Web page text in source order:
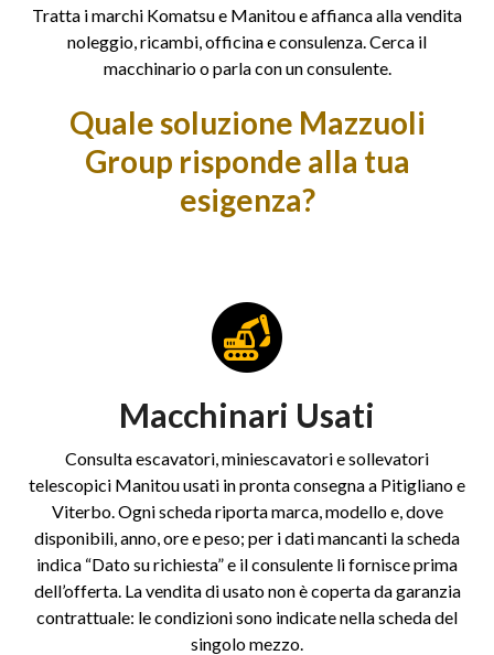
Tratta i marchi Komatsu e Manitou e affianca alla vendita
noleggio, ricambi, officina e consulenza. Cerca il
macchinario o parla con un consulente.
Quale soluzione Mazzuoli
Group risponde alla tua
esigenza?
Macchinari Usati
Consulta escavatori, miniescavatori e sollevatori
telescopici Manitou usati in pronta consegna a Pitigliano e
Viterbo. Ogni scheda riporta marca, modello e, dove
disponibili, anno, ore e peso; per i dati mancanti la scheda
indica “Dato su richiesta” e il consulente li fornisce prima
dell’offerta. La vendita di usato non è coperta da garanzia
contrattuale: le condizioni sono indicate nella scheda del
singolo mezzo.